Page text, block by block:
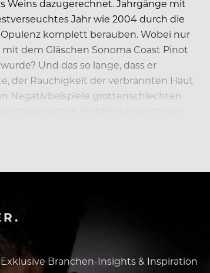
Weins dazugerechnet. Jahrgänge mit
Jahr wie 2004 durch die
komplett berauben. Wobei nur
dem Gläschen Sonoma Coast Pinot
Und das so lange, dass er
der Rauchigkeit der verbrannten Haut
Negativbeispiele grottenschlechten
Branchen-Insights & Inspiration